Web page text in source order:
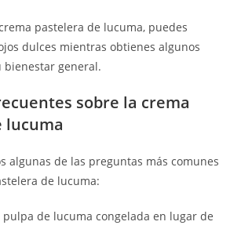
pastelera de lucuma, puedes
dulces mientras obtienes algunos
bienestar general.
sobre la crema
lucuma
algunas de las preguntas más comunes
de lucuma:
pulpa de lucuma congelada en lugar de